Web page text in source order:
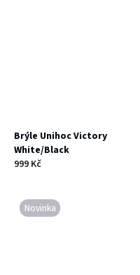
Brýle Unihoc Victory
White/Black
999 Kč
Novinka